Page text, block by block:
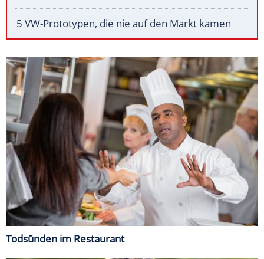
5 VW-Prototypen, die nie auf den Markt kamen
Todsünden im Restaurant